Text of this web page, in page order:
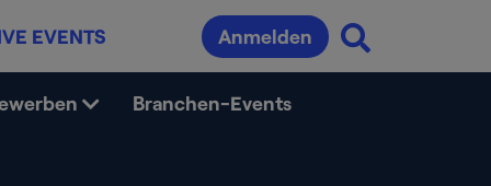
EVENTS Anmelden
Branchen-Events